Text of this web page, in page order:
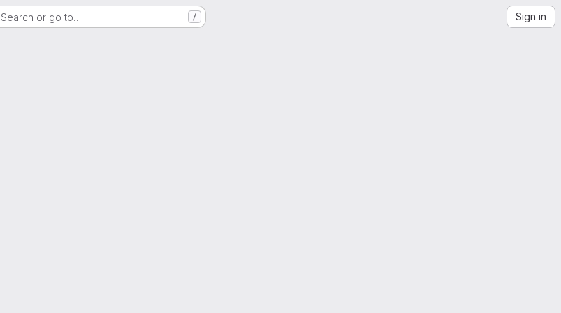
Search or go to… / Sign in